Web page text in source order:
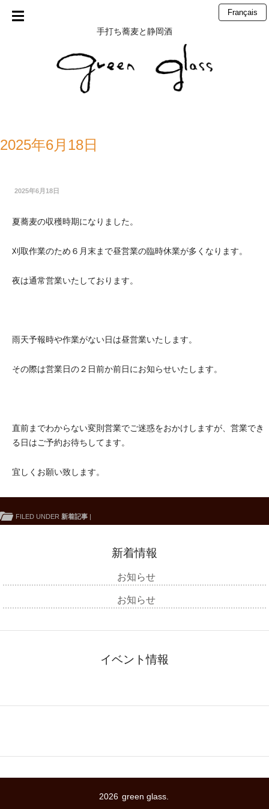
手打ち蕎麦と静岡酒
Main
menu
content
Français
2025年6月18日
2025年6月18日
夏蕎麦の収穫時期になりました。
刈取作業のため６月末まで昼営業の臨時休業が多くなります。
夜は通常営業いたしております。
雨天予報時や作業がない日は昼営業いたします。
その際は営業日の２日前か前日にお知らせいたします。
直前までわからない変則営業でご迷惑をおかけしますが、営業でき
る日はご予約お待ちしてます。
宜しくお願い致します。
FILED UNDER 新着記事 |
新着情報
お知らせ
お知らせ
イベント情報
2026 green glass.